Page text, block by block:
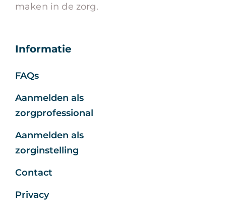
maken in de zorg.
Informatie
FAQs
Aanmelden als
zorgprofessional
Aanmelden als
zorginstelling
Contact
Privacy